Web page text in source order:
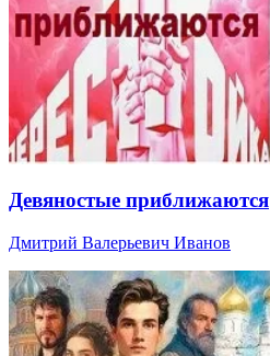
Девяностые приближаются
Дмитрий Валерьевич Иванов